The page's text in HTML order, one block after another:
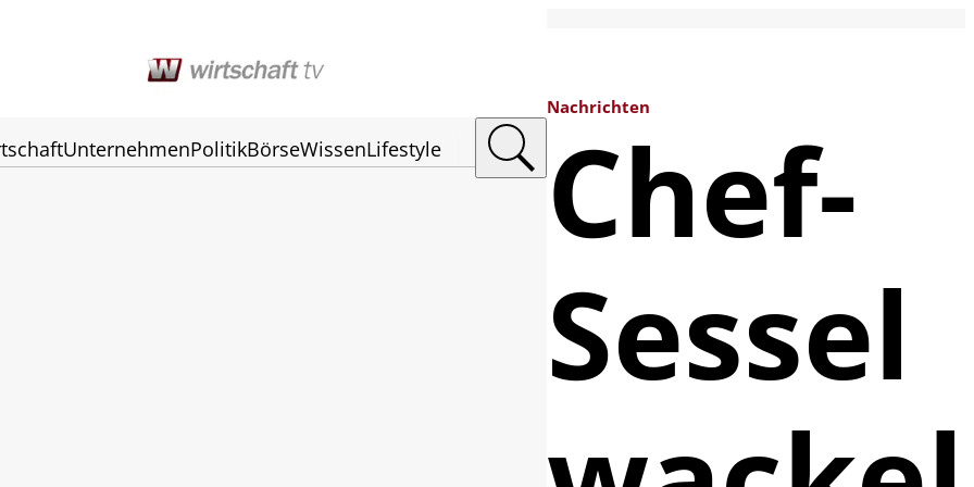
UnternehmenPolitikBörseWissenLifestyle
Nachrichten
Chef-
Sessel